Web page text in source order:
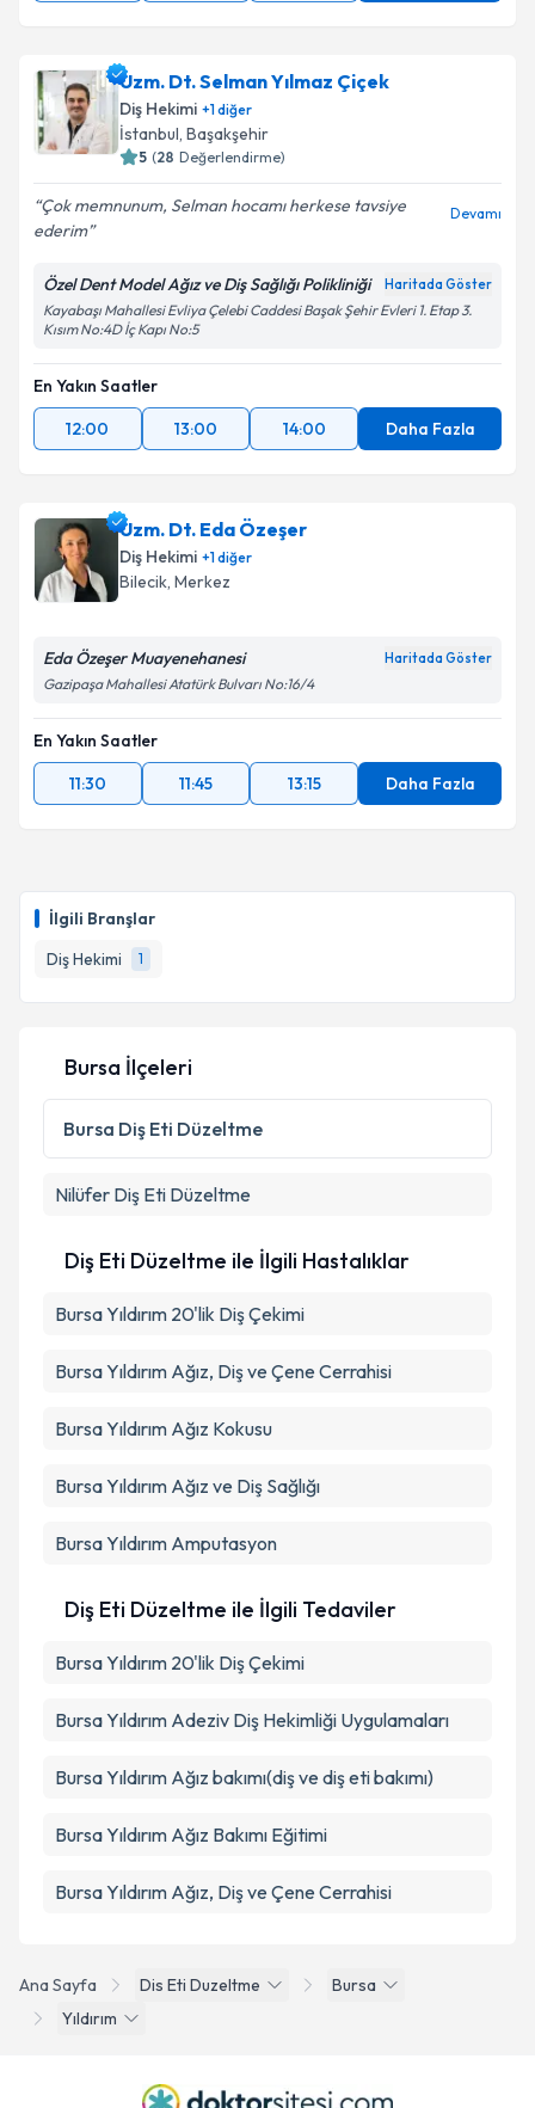
İlgili Branşlar
Diş Hekimi
1
Uzm. Dt. Selman Yılmaz Çiçek
Diş Hekimi +1diğer
İstanbul, Başakşehir
5 (28 Değerlendirme)
Çok memnunum, Selman hocamı herkese tavsiye
ederim
Devamı
Özel Dent Model Ağız ve Diş Sağlığı Polikliniği Haritada Göster
Kayabaşı Mahallesi Evliya Çelebi Caddesi Başak Şehir Evleri 1. Etap 3.
Kısım No:4D İç Kapı No:5
En Yakın Saatler
12:00
13:00 14:00 Daha Fazla
Uzm. Dt. Eda Özeşer
Diş Hekimi +1diğer
Bilecik, Merkez
Eda Özeşer Muayenehanesi Haritada Göster
Gazipaşa Mahallesi Atatürk Bulvarı No:16/4
En Yakın Saatler
11:30
11:45 13:15 Daha Fazla
Ana Sayfa Dis Eti Duzeltme
Bursa
Yıldırım
Bursa İlçeleri
Bursa Diş Eti Düzeltme
Nilüfer Diş Eti Düzeltme
Diş Eti Düzeltme ile İlgili Hastalıklar
Bursa Yıldırım 20'lik Diş Çekimi
Bursa Yıldırım Ağız, Diş ve Çene Cerrahisi
Bursa Yıldırım Ağız Kokusu
Bursa Yıldırım Ağız ve Diş Sağlığı
Bursa Yıldırım Amputasyon
Diş Eti Düzeltme ile İlgili Tedaviler
Bursa Yıldırım 20'lik Diş Çekimi
Bursa Yıldırım Adeziv Diş Hekimliği Uygulamaları
Bursa Yıldırım Ağız bakımı(diş ve diş eti bakımı)
Bursa Yıldırım Ağız Bakımı Eğitimi
Bursa Yıldırım Ağız, Diş ve Çene Cerrahisi